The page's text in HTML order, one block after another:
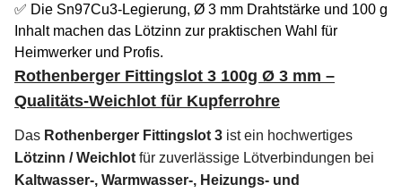
✅ Die Sn97Cu3-Legierung, Ø 3 mm Drahtstärke und 100 g
Inhalt machen das Lötzinn zur praktischen Wahl für
Heimwerker und Profis.
Rothenberger Fittingslot 3 100g Ø 3 mm –
Qualitäts-Weichlot für Kupferrohre
Das Rothenberger Fittingslot 3 ist ein hochwertiges
Lötzinn / Weichlot für zuverlässige Lötverbindungen bei
Kaltwasser-, Warmwasser-, Heizungs- und